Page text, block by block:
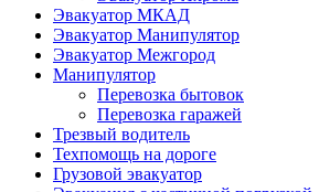
Эвакуатор МКАД
Эвакуатор Манипулятор
Эвакуатор Межгород
Манипулятор
Перевозка бытовок
Перевозка гаражей
Трезвый водитель
Техпомощь на дороге
Грузовой эвакуатор